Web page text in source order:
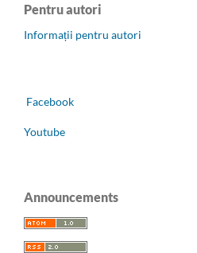
Pentru autori
Informații pentru autori
Facebook
Youtube
Announcements